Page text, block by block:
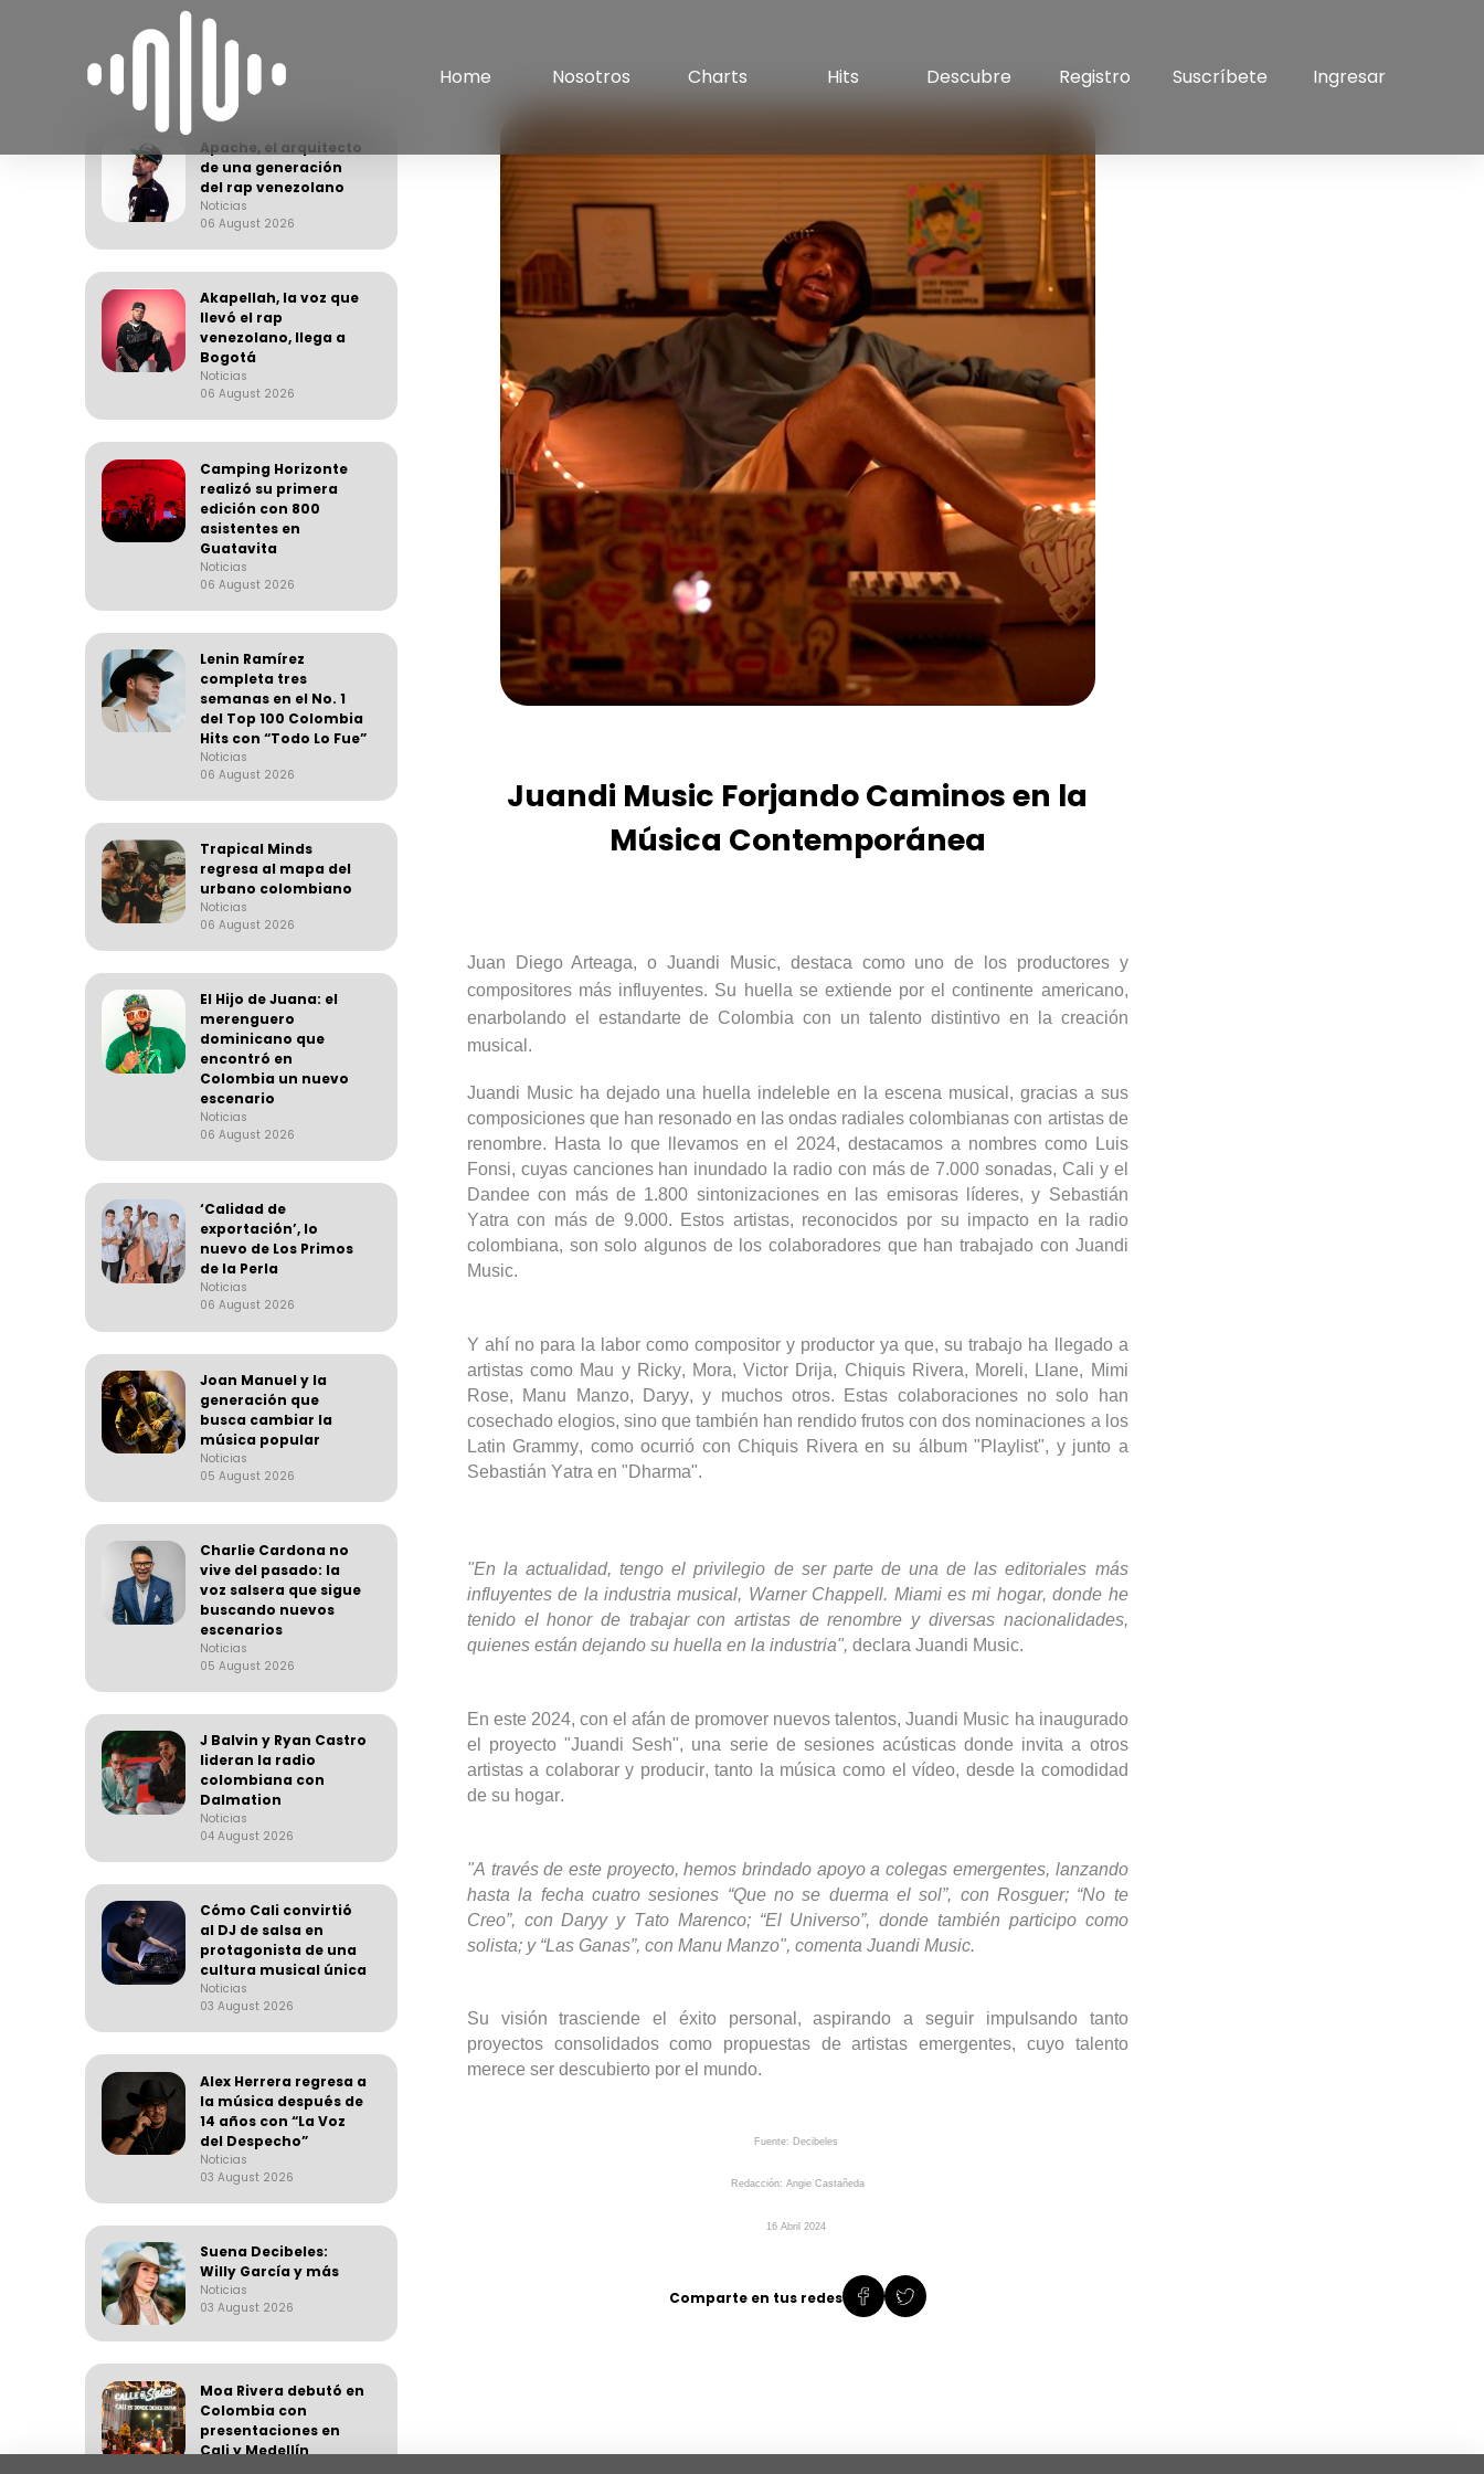
Home Nosotros Charts Hits Descubre Registro Suscríbete Ingresar
Apache, el arquitecto
de una generación
del rap venezolano
Noticias
06 August 2026
Akapellah, la voz que
llevó el rap
venezolano, llega a
Bogotá
Noticias
06 August 2026
Camping Horizonte
realizó su primera
edición con 800
asistentes en
Guatavita
Noticias
06 August 2026
Lenin Ramírez
completa tres
semanas en el No. 1
del Top 100 Colombia
Hits con “Todo Lo Fue”
Noticias
06 August 2026
Trapical Minds
regresa al mapa del
urbano colombiano
Noticias
06 August 2026
El Hijo de Juana: el
merenguero
dominicano que
encontró en
Colombia un nuevo
escenario
Noticias
06 August 2026
‘Calidad de
exportación’, lo
nuevo de Los Primos
de la Perla
Noticias
06 August 2026
Joan Manuel y la
generación que
busca cambiar la
música popular
Noticias
05 August 2026
Charlie Cardona no
vive del pasado: la
voz salsera que sigue
buscando nuevos
escenarios
Noticias
05 August 2026
J Balvin y Ryan Castro
lideran la radio
colombiana con
Dalmation
Noticias
04 August 2026
Cómo Cali convirtió
al DJ de salsa en
protagonista de una
cultura musical única
Noticias
03 August 2026
Alex Herrera regresa a
la música después de
14 años con “La Voz
del Despecho”
Noticias
03 August 2026
Suena Decibeles:
Willy García y más
Noticias
03 August 2026
Moa Rivera debutó en
Colombia con
presentaciones en
Cali y Medellín
Juandi Music Forjando Caminos en la
Música Contemporánea
Juan Diego Arteaga, oJuandi Music, destaca como uno de los productores y
compositores más influyentes. Su huella se extiende por el continente americano,
enarbolando el estandarte de Colombia con un talento distintivo en la creación
musical.
Juandi Music ha dejado una huella indeleble en la escena musical, gracias a sus
composiciones que han resonado en las ondas radiales colombianas con artistas de
renombre.
Hasta lo que llevamos en el 2024, destacamos a nombres como Luis
Fonsi, cuyas canciones han inundado la radio con más de 7.000sonadas, Cali y el
Dandee con más de 1.800 sintonizaciones en las emisoras líderes, y Sebastián
Yatra con más de 9.000. Estos artistas, reconocidos por su impacto en la radio
colombiana, son solo algunos de los colaboradores que han trabajado con Juandi
Music.
Y ahí no para la labor como compositor y productorya que, su trabajo ha llegado a
artistascomo Mau y Ricky, Mora,Victor Drija, Chiquis Rivera, Moreli, Llane, Mimi
Rose, Manu Manzo,
Daryy, y muchos otros. Estas colaboraciones no solo han
cosechado elogios, sino que también han rendido frutos con dos nominaciones a los
Latin Grammy, como ocurrió con Chiquis Rivera en su álbum " Playlist", y junto a
Sebastián Yatra en "Dharma".
"En la actualidad, tengo el privilegio de ser parte de una de las editoriales más
influyentes de la industria musical, Warner Chappell. Miami es mi hogar, donde he
tenido el honor de trabajar con artistas de renombre y diversas nacionalidades,
quienes están dejando su huella en la industria", declara Juandi Music.
En este 2024, con el afán de promover nuevos talentos,Juandi Music ha inaugurado
el proyecto "Juandi Sesh", una serie de sesiones acústicas donde invita a otros
artistas a colaborar y producir, tanto la música como el vídeo, desde la comodidad
de su hogar.
"A través de este proyecto, hemos brindado apoyo a colegas emergentes, lanzando
hasta la fecha cuatro sesiones “Que no se duerma el sol”, con Rosguer; “No te
Creo”, con Daryyy Tato Marenco; “El Universo”, donde también participo como
solista; y “Las Ganas”, con Manu Manzo", comenta JuandiMusic.
Su visión trasciende el éxito personal, aspirando a seguir impulsando tanto
proyectos consolidados como propuestas de artistas emergentes, cuyo talento
merece ser descubierto por el mundo.
Fuente: Decibeles
Redacción: Angie Castañeda
16 Abril 2024
Comparte en tus redes